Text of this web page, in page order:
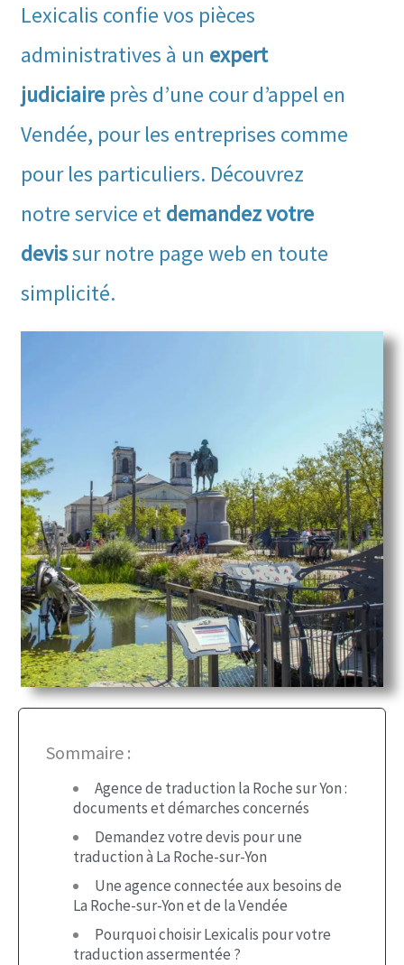
Lexicalis confie vos pièces
administratives à un expert
judiciaire près d’une cour d’appel en
Vendée, pour les entreprises comme
pour les particuliers. Découvrez
notre service etdemandez votre
devissur notre page web en toute
simplicité.
Sommaire :
Agence de traduction la Roche sur Yon :
documents et démarches concernés
Demandez votre devis pour une
traduction à La Roche-sur-Yon
Une agence connectée aux besoins de
La Roche-sur-Yon et de la Vendée
Pourquoi choisir Lexicalis pour votre
traduction assermentée ?